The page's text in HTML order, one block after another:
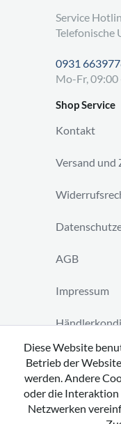
Service
Telefonische
0931
Mo-Fr,
Shop Service
Kontakt
Versand und
AGB
Impressum
Vertrag
Diese Website
Betrieb der
werden. Andere
oder die Interaktion
Netzwerken